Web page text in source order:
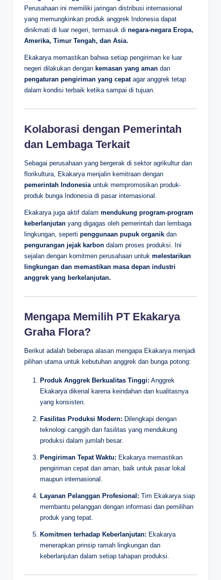
Perusahaan ini memiliki jaringan distribusi internasional
yang memungkinkan produk anggrek Indonesia dapat
dinikmati di luar negeri, termasuk di negara-negara Eropa,
Amerika, Timur Tengah, dan Asia.
Ekakarya memastikan bahwa setiap pengiriman ke luar
negeri dilakukan dengan kemasan yang aman dan
pengaturan pengiriman yang cepatagar anggrek tetap
dalam kondisi terbaik ketika sampai di tujuan.
Kolaborasi dengan Pemerintah
dan Lembaga Terkait
Sebagai perusahaan yang bergerak di sektor agrikultur dan
florikultura, Ekakarya menjalin kemitraan dengan
pemerintah Indonesiauntuk mempromosikan produk-
produk bunga Indonesia di pasar internasional.
Ekakarya juga aktif dalam mendukung program-program
keberlanjutan yang digagas oleh pemerintah dan lembaga
lingkungan, seperti penggunaan pupuk organik dan
pengurangan jejak karbon dalam proses produksi. Ini
sejalan dengan komitmen perusahaan untuk melestarikan
lingkungan dan memastikan masa depan industri
anggrek yang berkelanjutan.
Mengapa Memilih PT Ekakarya
Graha Flora?
Berikut adalah beberapa alasan mengapa Ekakarya menjadi
pilihan utama untuk kebutuhan anggrek dan bunga potong:
Produk Anggrek Berkualitas Tinggi: Anggrek
Ekakarya dikenal karena keindahan dan kualitasnya
yang konsisten.
Fasilitas Produksi Modern: Dilengkapi dengan
teknologi canggih dan fasilitas yang mendukung
produksi dalam jumlah besar.
Pengiriman Tepat Waktu: Ekakarya memastikan
pengiriman cepat dan aman, baik untuk pasar lokal
maupun internasional.
Layanan Pelanggan Profesional: Tim Ekakarya siap
membantu pelanggan dengan informasi dan pemilihan
produk yang tepat.
Komitmen terhadap Keberlanjutan: Ekakarya
menerapkan prinsip ramah lingkungan dan
keberlanjutan dalam setiap tahapan produksi.